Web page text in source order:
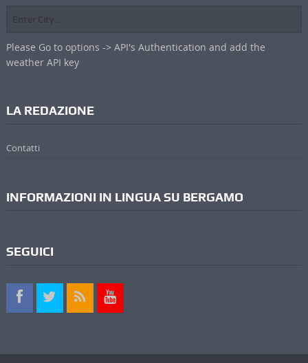
Please Go to options -> API's Authentication and add the
weather API key
LA REDAZIONE
Contatti
INFORMAZIONI IN LINGUA SU BERGAMO
SEGUICI